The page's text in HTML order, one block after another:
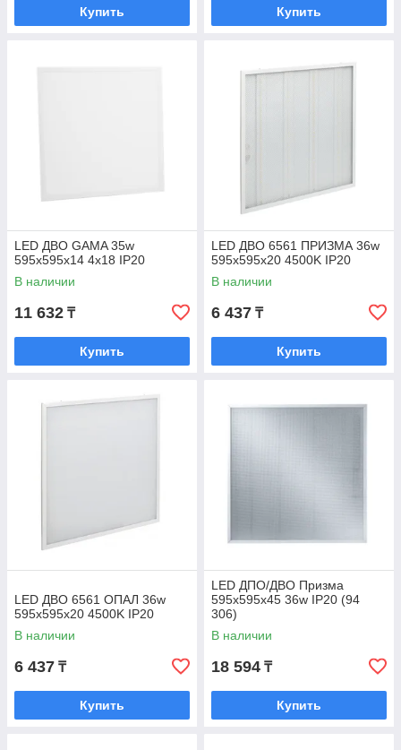
Купить Купить
LED ДВО GAMA 35w
595x595х14 4x18 IP20
В наличии
11 632 ₸
Купить
LED ДВО 6561 ПРИЗМА 36w
595x595x20 4500K IP20
В наличии
6 437 ₸
Купить
LED ДВО 6561 ОПАЛ 36w
595x595x20 4500K IP20
В наличии
6 437 ₸
Купить
LED ДПО/ДВО Призма
595х595х45 36w IP20 (94
306)
В наличии
18 594 ₸
Купить